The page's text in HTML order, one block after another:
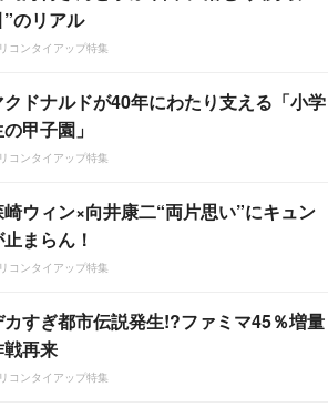
”のリアル
コンタイアップ特集
クドナルドが40年にわたり支える「小学
甲子園」
コンタイアップ特集
ウィン×向井康二“両片思い”にキュン
まらん！
コンタイアップ特集
カすぎ都市伝説発生!?ファミマ45％増量
戦再来
コンタイアップ特集